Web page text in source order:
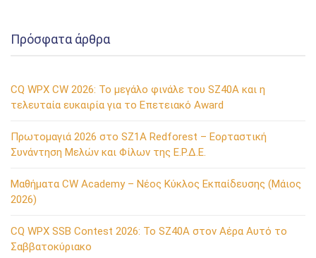
Πρόσφατα άρθρα
CQ WPX CW 2026: Το μεγάλο φινάλε του SZ40A και η
τελευταία ευκαιρία για το Επετειακό Award
Πρωτομαγιά 2026 στο SZ1A Redforest – Εορταστική
Συνάντηση Μελών και Φίλων της Ε.Ρ.Δ.Ε.
Μαθήματα CW Academy – Νέος Κύκλος Εκπαίδευσης (Μάιος
2026)
CQ WPX SSB Contest 2026: Το SZ40A στον Αέρα Αυτό το
Σαββατοκύριακο